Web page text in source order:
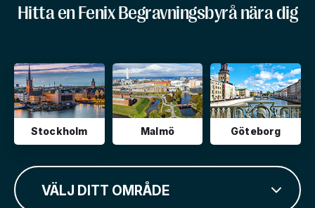
Hitta en Fenix Begravningsbyrå nära dig
Stockholm Malmö Göteborg
VÄLJ DITT OMRÅDE